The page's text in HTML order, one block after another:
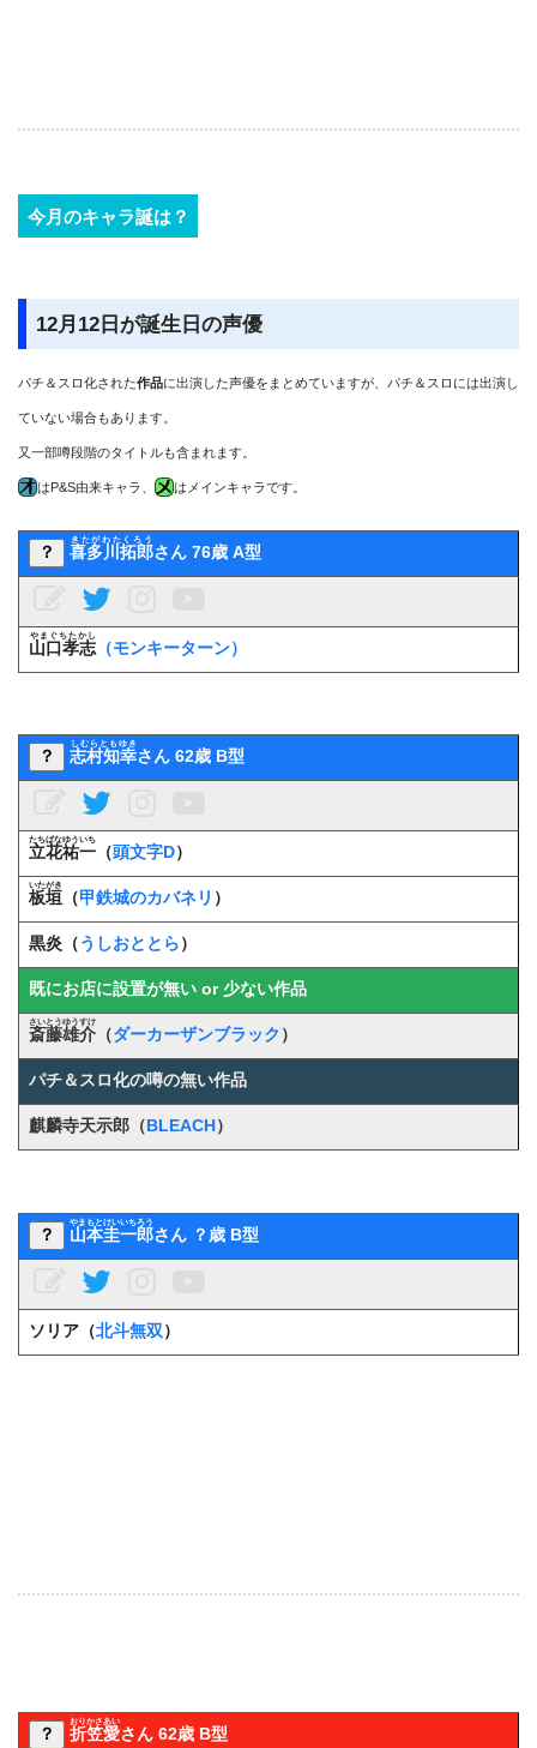
今月のキャラ誕は？
12月12日が誕生日の声優
パチ＆スロ化された作品に出演した声優をまとめていますが、パチ＆スロには出演し
ていない場合もあります。
又一部噂段階のタイトルも含まれます。
はP&S由来キャラ、 はメインキャラです。
？ 喜多川拓郎
きたがわたくろう
さん 76歳 A型
山口孝志
やまぐちたかし
（モンキーターン）
？ 志村知幸
しむらともゆき
さん 62歳 B型
立花祐一
たちばなゆういち
（頭文字D）
板垣
いたがき
（甲鉄城のカバネリ ）
黒炎（ うしおととら ）
既にお店に設置が無い or 少ない作品
斎藤雄介
さいとうゆうすけ
（ダーカーザンブラック ）
パチ＆スロ化の噂の無い作品
麒麟寺天示郎（ BLEACH ）
？ 山本圭一郎
やまもとけいいちろう
さん ？歳 B型
ソリア（北斗無双）
？ 折笠愛
おりかさあい
さん 62歳 B型